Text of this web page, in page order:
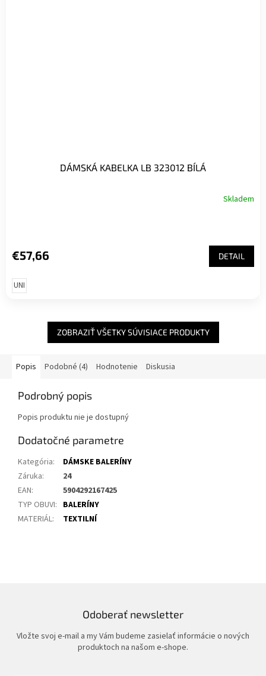
DÁMSKÁ KABELKA LB 323012 BÍLÁ
Skladem
€57,66 DETAIL
UNI
ZOBRAZIŤ VŠETKY SÚVISIACE PRODUKTY
Popis Podobné (4) Hodnotenie Diskusia
Podrobný popis
Popis produktu nie je dostupný
Dodatočné parametre
Kategória:
DÁMSKE BALERÍNY
Záruka:
24
EAN:
5904292167425
TYP OBUVI: BALERÍNY
MATERIÁL: TEXTILNÍ
Odoberať newsletter
Vložte svoj e-mail a my Vám budeme zasielať informácie o nových
produktoch na našom e-shope.